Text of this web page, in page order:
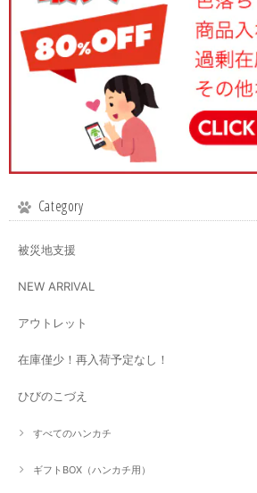
Category
被災地支援
NEW ARRIVAL
アウトレット
在庫僅少！再入荷予定なし！
ひびのこづえ
すべてのハンカチ
ギフトBOX（ハンカチ用）